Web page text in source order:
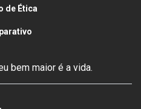
de Ética
bem maior é a vida.